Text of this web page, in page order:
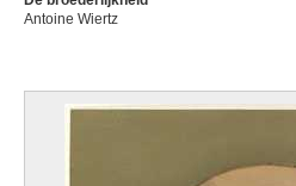
Antoine Wiertz